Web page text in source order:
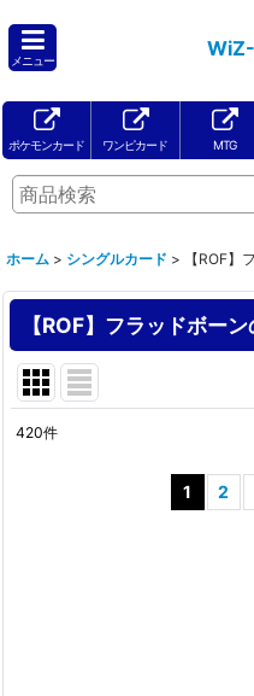
メニュー
ポケモンカード ワンピカード MTG
ホーム > シングルカード > 【ROF】
【ROF】フラッドボー
420件
1 2